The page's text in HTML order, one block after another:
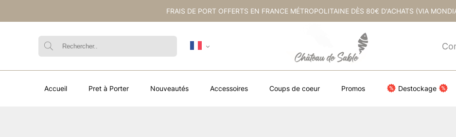
FRAIS DE PORT OFFERTS EN FRANCE MÉTROPOLITAINE DÈS 80€ D'ACHATS (VIA
Accueil Pret à Porter Nouveautés Accessoires Coups de coeur Promos Destockage